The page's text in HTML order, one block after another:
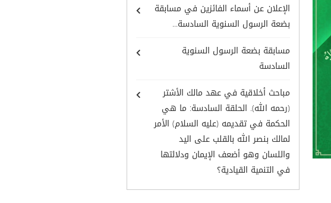
الإعلان عن أسماء الفائزين في مسابقة
بضعة الرسول السنوية السادسة...
مسابقة بضعة الرسول السنوية
السادسة
مباحث أخلاقية في عهد مالك الأشتر
(رحمه الله). الحلقة السادسة: ما هي
الحكمة في تقديمه (عليه السلام) الأمر
لمالك بنصر الله بالقلب على اليد
واللسان وهو أضعف الإيمان ودلالتها
في التنمية القيادية؟